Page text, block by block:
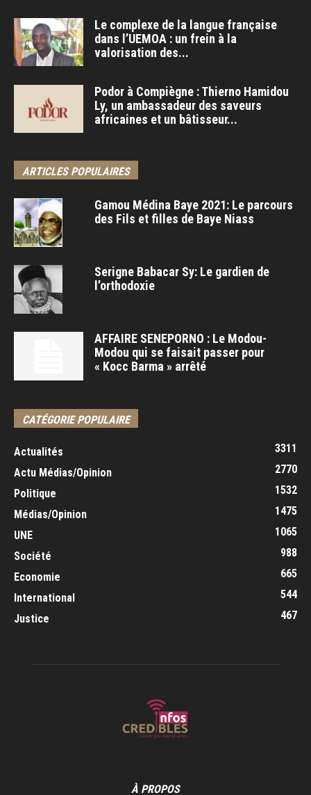
Le complexe de la langue française
dans l’UEMOA : un frein à la
valorisation des...
Podor à Compiègne : Thierno Hamidou
Ly, un ambassadeur des saveurs
africaines et un bâtisseur...
ARTICLES POPULAIRES
Gamou Médina Baye 2021: Le parcours
des Fils et filles de Baye Niass
Serigne Babacar Sy: Le gardien de
l’orthodoxie
AFFAIRE SENEPORNO : Le Modou-
Modou qui se faisait passer pour
« Kocc Barma » arrêté
CATÉGORIE POPULAIRE
Actualités
3311
Actu Médias/Opinion
2770
Politique
1532
Médias/Opinion
1475
UNE
1065
Société
988
Economie
665
International
544
Justice
467
À PROPOS